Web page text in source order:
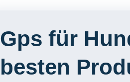
Gps für
besten